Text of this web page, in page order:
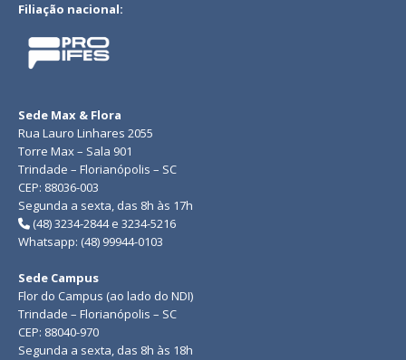
Filiação nacional:
Sede Max & Flora
Rua Lauro Linhares 2055
Torre Max – Sala 901
Trindade – Florianópolis – SC
CEP: 88036-003
Segunda a sexta, das 8h às 17h
(48) 3234-2844 e 3234-5216
Whatsapp: (48) 99944-0103
Sede Campus
Flor do Campus (ao lado do NDI)
Trindade – Florianópolis – SC
CEP: 88040-970
Segunda a sexta, das 8h às 18h